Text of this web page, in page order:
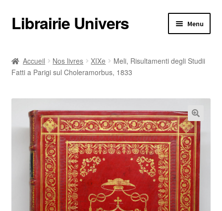
Aller
à
navigation
Aller
au
Librairie Univers Menu
Librairie Univers
Nos livres
Ouvrir
le
menu
enfant
Nos livres
Ouvrir
le
menu
enfant
Informations pratiques
Informations pratiques
Catalogues
Accueil Nos livres XIXe
Meli, Risultamenti degli Studii
Fatti a Parigi sul Choleramorbus, 1833